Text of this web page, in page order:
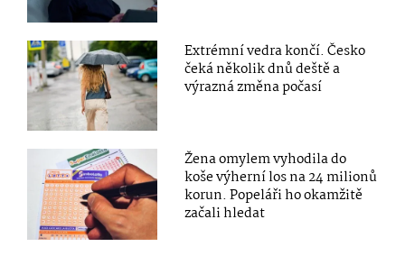
Extrémní vedra končí. Česko
čeká několik dnů deště a
výrazná změna počasí
Žena omylem vyhodila do
koše výherní los na 24 milionů
korun. Popeláři ho okamžitě
začali hledat